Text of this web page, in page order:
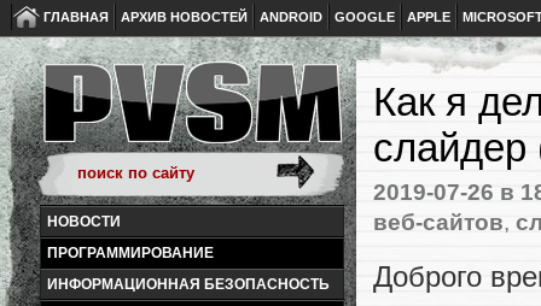
ГЛАВНАЯ АРХИВ НОВОСТЕЙ ANDROID GOOGLE APPLE
НОВОСТИ
ПРОГРАММИРОВАНИЕ
ИНФОРМАЦИОННАЯ БЕЗОПАСНОСТЬ
Как я
слайдер
2019-07-26 в
веб-сайтов,
Доброго